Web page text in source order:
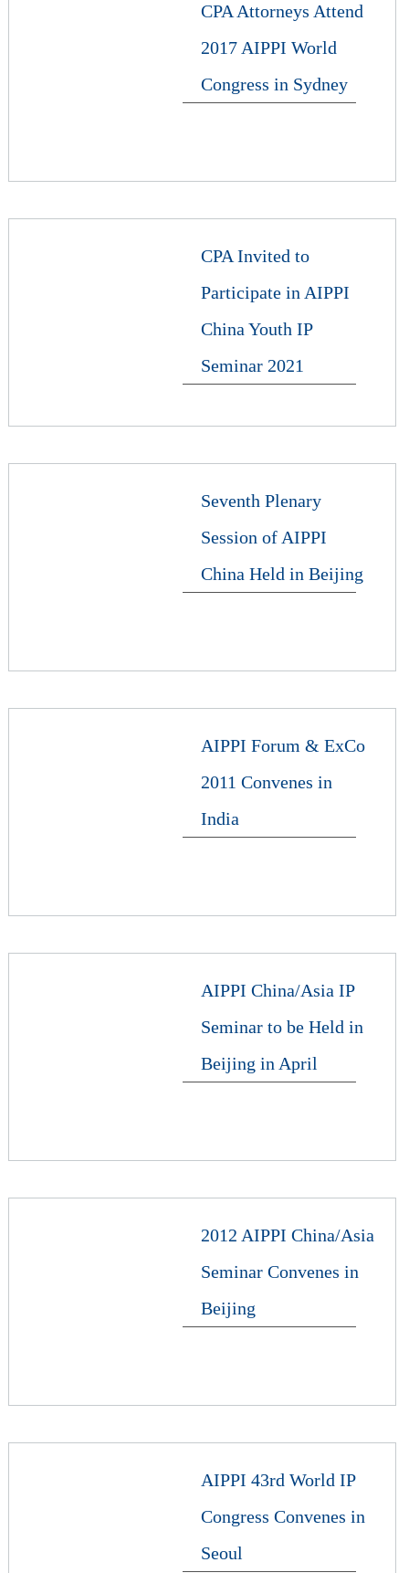
CPA Attorneys Attend
2017 AIPPI World
Congress in Sydney
CPA Invited to
Participate in AIPPI
China Youth IP
Seminar 2021
Seventh Plenary
Session of AIPPI
China Held in Beijing
AIPPI Forum & ExCo
2011 Convenes in
India
AIPPI China/Asia IP
Seminar to be Held in
Beijing in April
2012 AIPPI China/Asia
Seminar Convenes in
Beijing
AIPPI 43rd World IP
Congress Convenes in
Seoul